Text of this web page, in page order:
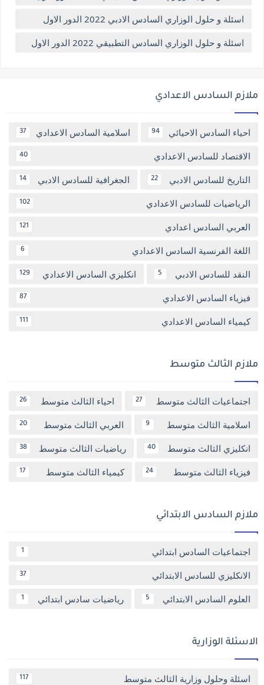
اسئلة و حلول الوزاري السادس الادبي 2022 الدور الاول
اسئلة و حلول الوزاري السادس التطبيقي 2022 الدور الاول
ملازم السادس الاعدادي
احياء السادس الاحيائي 94 اسلامية السادس الاعدادي 37
الاقتصاد للسادس الاعدادي 40
التاريخ للسادس الادبي 22 الجغرافية للسادس الادبي 14
الرياضيات للسادس الاعدادي 102
العربي السادس اعدادي 121
اللغة الفرنسية السادس الاعدادي 6
النقد للسادس الادبي 5 انكليزي السادس الاعدادي 129
فيزياء السادس الاعدادي 87
كيمياء السادس الاعدادي 111
ملازم الثالث متوسط
اجتماعيات الثالث متوسط 27 احياء الثالث متوسط 26
اسلامية الثالث متوسط 9 العربي الثالث متوسط 20
انكليزي الثالث متوسط 40 رياضيات الثالث متوسط 38
فيزياء الثالث متوسط 24 كيمياء الثالث متوسط 17
ملازم السادس الابتدائي
اجتماعيات السادس ابتدائي 1
الانكليزي للسادس الابتدائي 37
العلوم السادس الابتدائي 5 رياضيات سادس ابتدائي 1
الاسئلة الوزارية
اسئلة وحلول وزارية الثالث متوسط 117